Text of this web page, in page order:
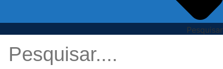
Pesquisar